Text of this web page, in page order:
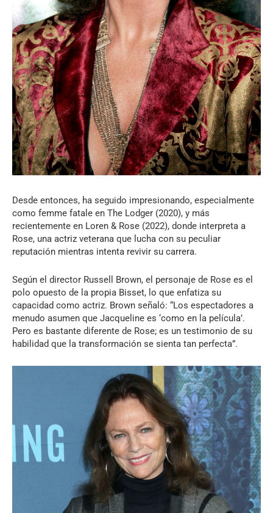
Desde entonces, ha seguido impresionando, especialmente
como femme fatale en The Lodger (2020), y más
recientemente en Loren & Rose (2022), donde interpreta a
Rose, una actriz veterana que lucha con su peculiar
reputación mientras intenta revivir su carrera.
Según el director Russell Brown, el personaje de Rose es el
polo opuesto de la propia Bisset, lo que enfatiza su
capacidad como actriz. Brown señaló: “Los espectadores a
menudo asumen que Jacqueline es ‘como en la película’.
Pero es bastante diferente de Rose; es un testimonio de su
habilidad que la transformación se sienta tan perfecta”.